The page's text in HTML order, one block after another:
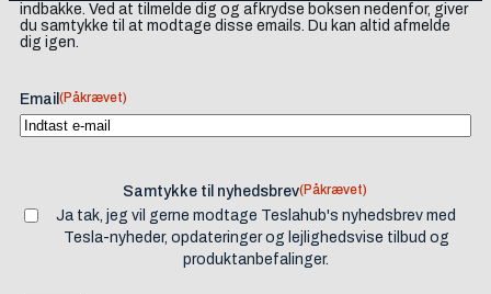
indbakke. Ved at tilmelde dig og afkrydse boksen nedenfor, giver
du samtykke til at modtage disse emails. Du kan altid afmelde
dig igen.
Email (Påkrævet)
Samtykke til nyhedsbrev(Påkrævet)
Ja tak, jeg vil gerne modtage Teslahub's nyhedsbrev med
Tesla-nyheder, opdateringer og lejlighedsvise tilbud og
produktanbefalinger.